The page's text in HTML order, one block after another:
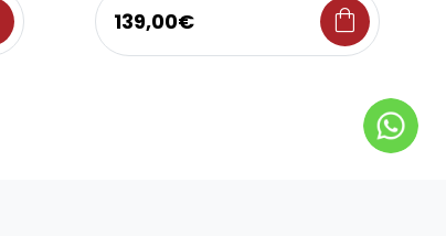
139,00€ shopping_bag